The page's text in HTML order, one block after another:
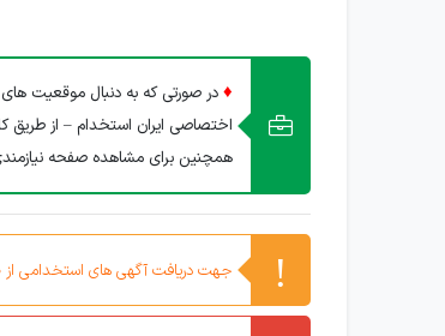
♦ در صورتی که به دنبال موقعیت
اختصاصی ایران استخدام – از طریق
همچنین برای مشاهده صفحه
جهت دریافت آگهی های استخدامی از